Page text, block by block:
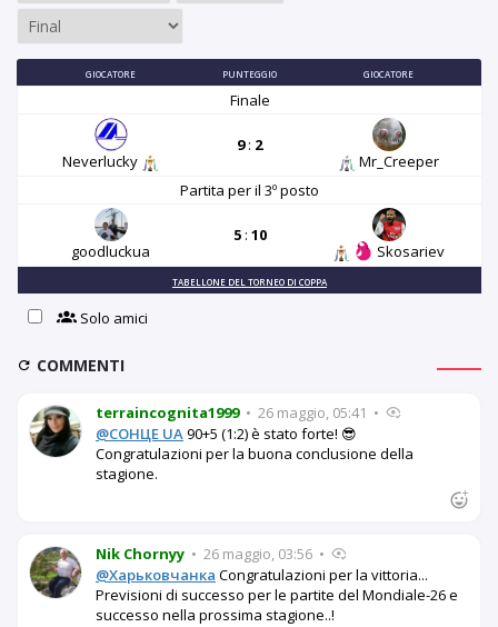
GIOCATORE PUNTEGGIO GIOCATORE
Finale
Neverlucky
9: 2
Mr_Creeper
Partita per il 3º posto
goodluckua
5: 10
Skosariev
TABELLONE DEL TORNEO DI COPPA
Solo amici
COMMENTI
terraincognita1999 • 26 maggio, 05:41 •
@СОНЦЕ UA90+5 (1:2) è stato forte! 😎
Congratulazioni per la buona conclusione della
stagione.
Nik Chornyy • 26 maggio, 03:56 •
@Харьковчанка Congratulazioni per la vittoria...
Previsioni di successo per le partite del Mondiale-26 e
successo nella prossima stagione..!